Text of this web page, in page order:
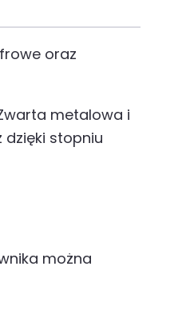
oraz
metalowa i
stopniu
można